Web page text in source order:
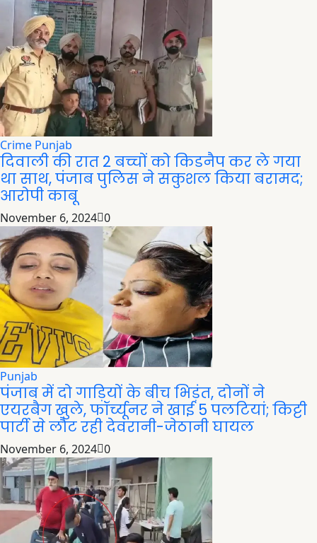
Crime Punjab
दिवाली की रात 2 बच्चों को किडनैप कर ले गया
था साथ, पंजाब पुलिस ने सकुशल किया बरामद;
आरोपी काबू
November 6, 2024 0
Punjab
पंजाब में दो गाड़ियों के बीच भिड़ंत, दोनों ने
एयरबैग खुले, फॉर्च्यूनर ने खाई 5 पलटियां; किट्टी
पार्टी से लौट रही देवरानी-जेठानी घायल
November 6, 2024 0